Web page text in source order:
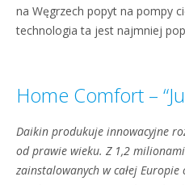
na Węgrzech popyt na pompy
technologia ta jest najmniej
Home Comfort –
Daikin produkuje innowacyjne
od prawie wieku. Z 1,2
zainstalowanych w całej